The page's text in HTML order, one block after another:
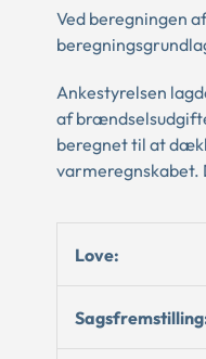
Ved beregningen
Ankestyrelsen
af
beregnet til at
varmeregnskabet.
Love: